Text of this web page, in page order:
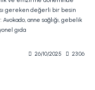
gereken değerli bir besin
anne sağlığı, gebelik
gıda
26/10/2025 23:06